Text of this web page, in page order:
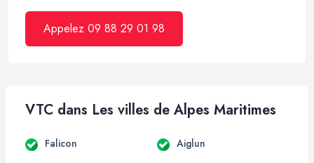
Appelez 09 88 29 01 98
VTC dans Les villes de Alpes Maritimes
Falicon Aiglun